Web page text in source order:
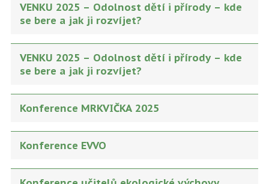
VENKU 2025 – Odolnost dětí i přírody – kde
se bere a jak ji rozvíjet?
VENKU 2025 – Odolnost dětí i přírody – kde
se bere a jak ji rozvíjet?
Konference MRKVIČKA 2025
Konference EVVO